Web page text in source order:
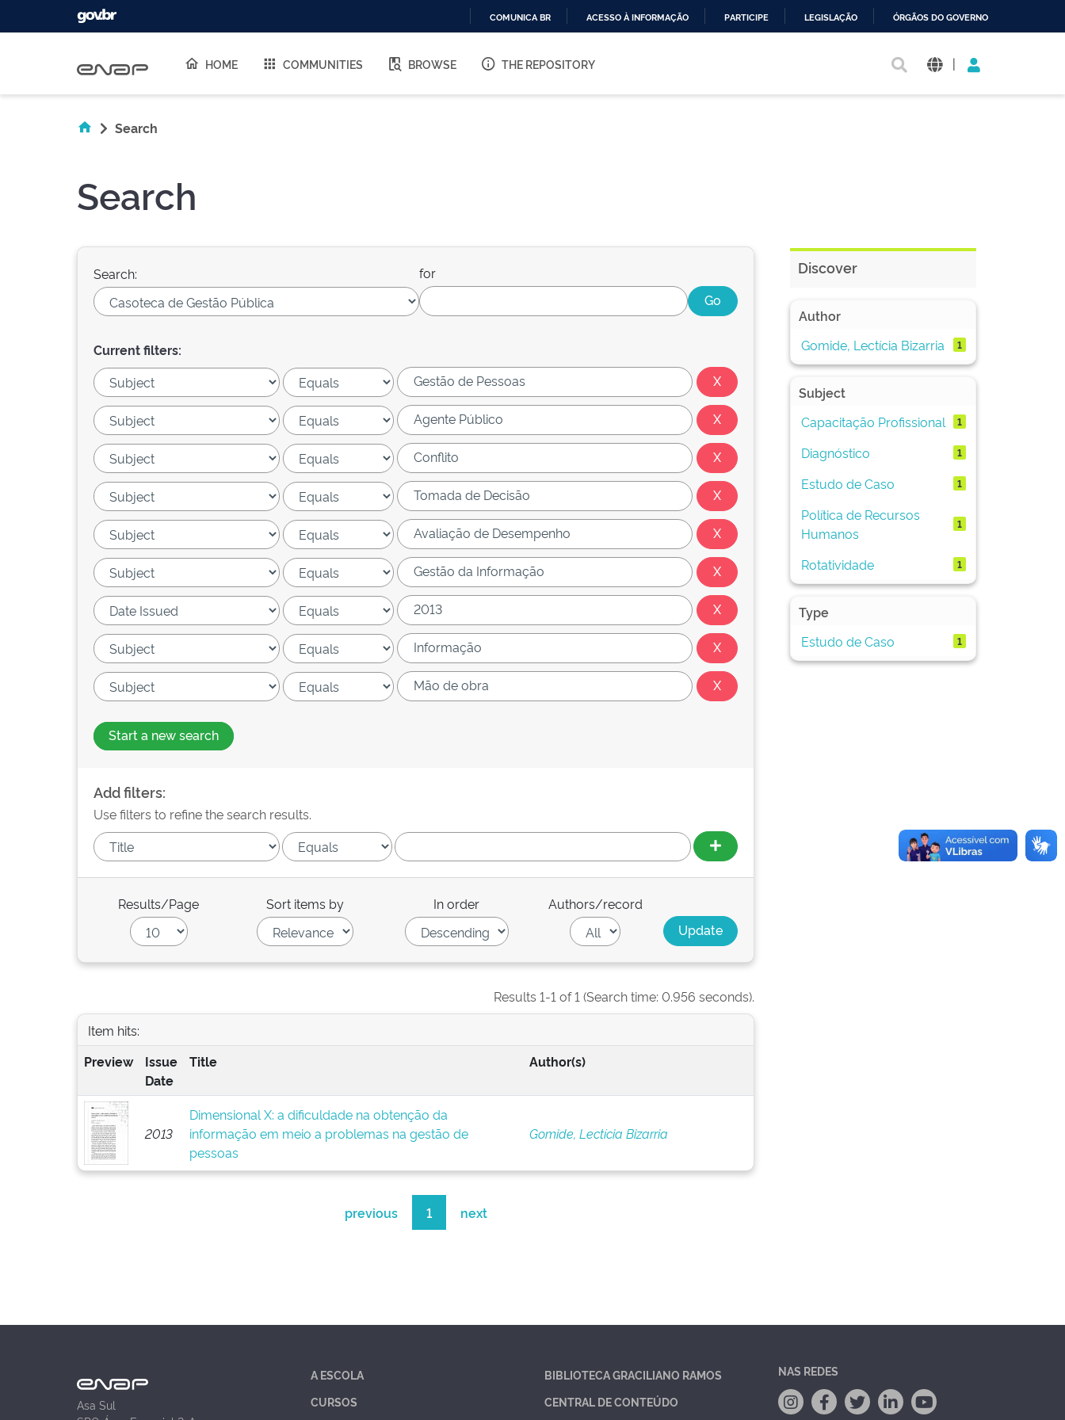
O
COMUNICA BR ACESSO À INFORMAÇÃO PARTICIPE LEGISLAÇÃO ÓRGÃOS DO GOVERNO
HOME COMMUNITIES BROWSE THE REPOSITORY |
Search
Search
Search: for
Current filters:
Start a new search
Add filters:
Use filters to refine the search results.
Results/Page Sort items by In order Authors/record
Results 1-1 of 1 (Search time: 0.956 seconds).
Item hits:
Preview
Issue
Date
Title Author(s)
2013
Dimensional X: a dificuldade na obtenção da
informação em meio a problemas na gestão de
pessoas
Gomide, Lectícia Bizarria
previous 1 next
Discover
Author
Gomide, Lectícia Bizarria
1
Subject
Capacitação Profissional
1
Diagnóstico 1
Estudo de Caso 1
Política de Recursos
Humanos
1
Rotatividade 1
Type
Estudo de Caso
1
Asa Sul
A ESCOLA
CURSOS
BIBLIOTECA GRACILIANO RAMOS
CENTRAL DE CONTEÚDO
NAS REDES